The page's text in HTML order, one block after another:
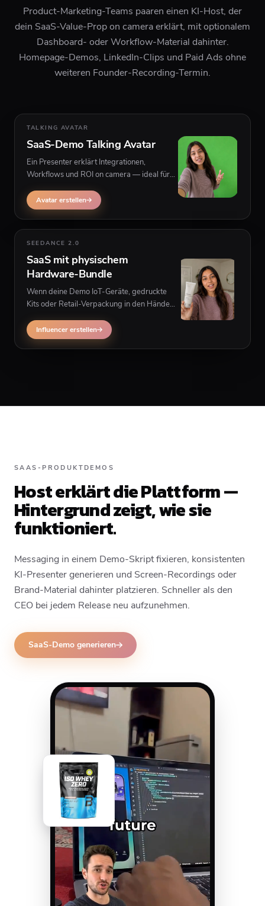
Product-Marketing-Teams paaren einen KI-Host, der
dein SaaS-Value-Prop on camera erklärt, mit optionalem
Dashboard- oder Workflow-Material dahinter.
Homepage-Demos, LinkedIn-Clips und Paid Ads ohne
weiteren Founder-Recording-Termin.
TALKING AVATAR
SaaS-Demo Talking Avatar
Ein Presenter erklärt Integrationen,
Workflows und ROI on camera — ideal für
Retargeting mit sichtbarem Produkt-UI
hinter dem Speaker.
Avatar erstellen
SEEDANCE 2.0
SaaS mit physischem
Hardware-Bundle
Wenn deine Demo IoT-Geräte, gedruckte
Kits oder Retail-Verpackung in den Händen
Influencer-Multiscene Software-Demos
ergänzen.
Influencer erstellen
SAAS-PRODUKTDEMOS
Host erklärt die Plattform —
Hintergrund zeigt, wie sie
funktioniert.
Messaging in einem Demo-Skript fixieren, konsistenten
KI-Presenter generieren und Screen-Recordings oder
Brand-Material dahinter platzieren. Schneller als den
CEO bei jedem Release neu aufzunehmen.
SaaS-Demo generieren